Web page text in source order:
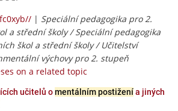
| Speciální pedagogika pro 2.
a střední školy / Speciální pedagogika
škol a střední školy / Učitelství
výchovy pro 2. stupeň
on a related topic
učitelů omentálním postiženía jiných